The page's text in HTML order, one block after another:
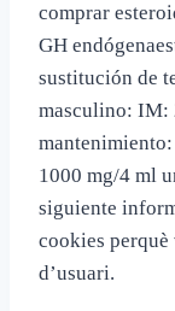
comprar
GH
sustitución de
masculino: IM:
1000 mg/4 ml
siguiente
cookies
d’usuari.